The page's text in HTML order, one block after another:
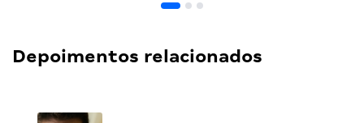
Depoimentos relacionados